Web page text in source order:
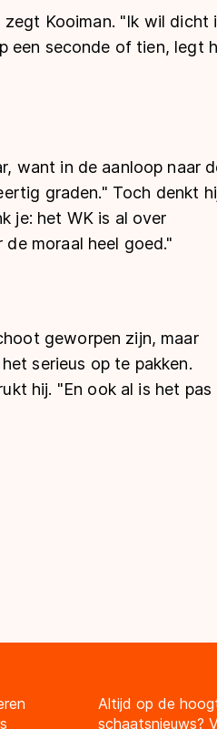
Kooiman. "Ik wil dicht
een seconde of tien, legt
want in de aanloop naar
graden." Toch denkt
je: het WK is al over
moraal heel goed."
geworpen zijn, maar
serieus op te pakken.
hij. "En ook al is het pas
Altijd op de
schaatsnieuws?